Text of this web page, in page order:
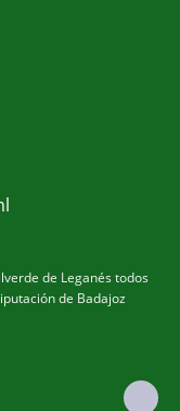
de Leganés todos
de Badajoz